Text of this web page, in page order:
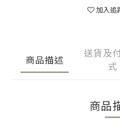
加入追
商品描述
送貨及
式
商品